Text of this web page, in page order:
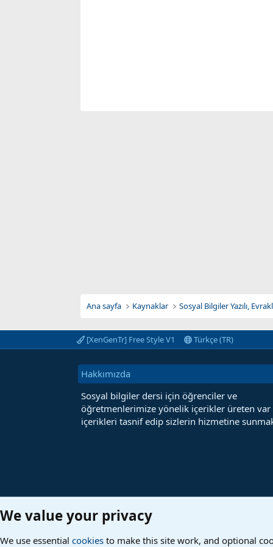
Ana sayfa Kaynaklar Sosyal Bilgiler Yazılı,
[XenGenTr] Free Style V1 Türkçe (TR)
Hakkımızda
Sosyal bilgiler dersi için öğrenciler ve
öğretmenlerimize yönelik içerikler üreten var
içerikleri tasnif edip sizlerin hizmetine
We value your privacy
We use essential cookies to make this site work, and optional